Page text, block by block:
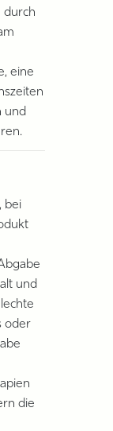
durch
eine
und
bei
und
oder
die